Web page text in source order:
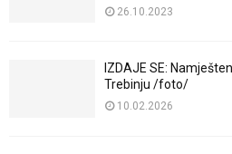
26.10.2023
IZDAJE SE:
Trebinju /foto/
10.02.2026